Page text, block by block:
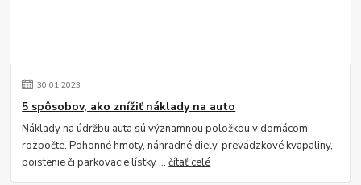
30.01.2023
5 spôsobov, ako znížiť náklady na auto
Náklady na údržbu auta sú významnou položkou v domácom
rozpočte. Pohonné hmoty, náhradné diely, prevádzkové kvapaliny,
poistenie či parkovacie lístky ...čítať celé